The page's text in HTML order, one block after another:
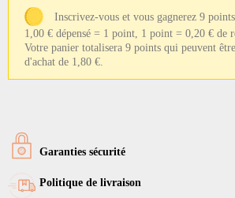
Inscrivez-vous et vous gagnerez 9
1,00 € dépensé = 1 point, 1 point = 0,20 € de
Votre panier totalisera 9 points qui peuvent
d'achat de 1,80 €.
Garanties sécurité
Politique de livraison